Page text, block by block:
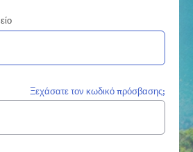
Ξεχάσατε τον κωδικό πρόσβασης;